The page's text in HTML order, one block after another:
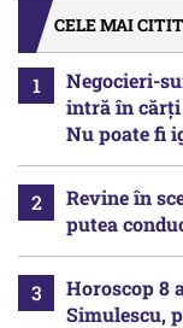
CELE MAI
Negocieri-
intră în cărți
Nu poate fi
Revine în
putea
Horoscop 8
Simulescu,